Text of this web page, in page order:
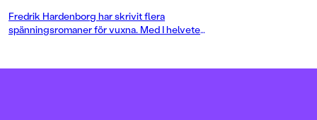
Fredrik Hardenborg har skrivit flera
spänningsromaner för vuxna. Med I helvetet
med Fredrik.